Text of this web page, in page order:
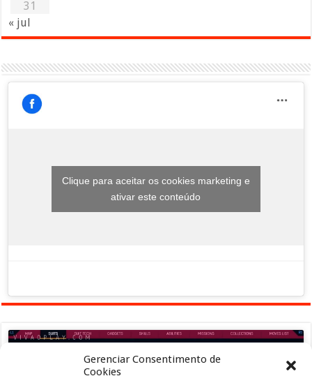
Gerenciar Consentimento de
Cookies
31
« jul
Clique para aceitar os cookies marketing e
ativar este conteúdo